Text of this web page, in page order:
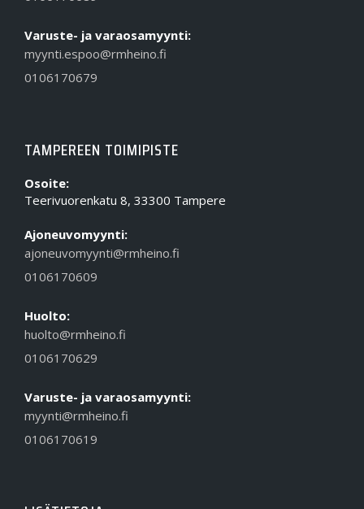
Varuste- ja varaosamyynti:
myynti.espoo@rmheino.fi
0106170679
TAMPEREEN TOIMIPISTE
Osoite:
Teerivuorenkatu 8, 33300 Tampere
Ajoneuvomyynti:
ajoneuvomyynti@rmheino.fi
0106170609
Huolto:
huolto@rmheino.fi
0106170629
Varuste- ja varaosamyynti:
myynti@rmheino.fi
0106170619